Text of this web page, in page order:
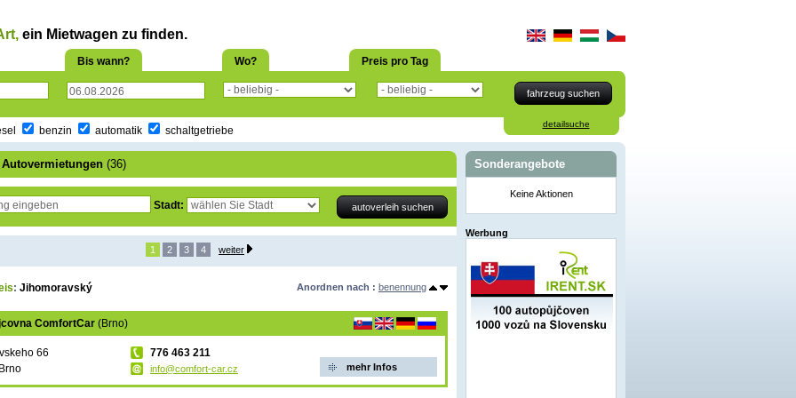
ein Mietwagen zu finden.
Bis wann? Wo? Preis pro Tag
benzin automatik schaltgetriebe
detailsuche
(36)
Stadt:
1 2 3 4 weiter
: Jihomoravský Anordnen nach : benennung
ComfortCar (Brno)
66
‭776 463 211‬
info@comfort-car.cz mehr Infos
Sonderangebote
Keine Aktionen
Werbung